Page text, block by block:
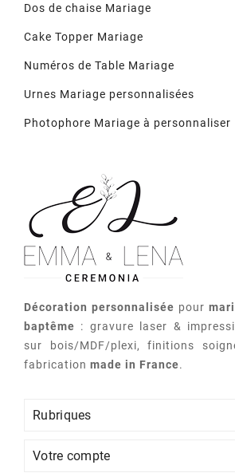
Dos de chaise Mariage
Cake Topper Mariage
Numéros de Table Mariage
Urnes Mariage personnalisées
Photophore Mariage à personnaliser
Décoration personnalisée pour
baptême : gravure laser &
sur bois/MDF/plexi, finitions
fabrication made in France.
Rubriques
Votre compte